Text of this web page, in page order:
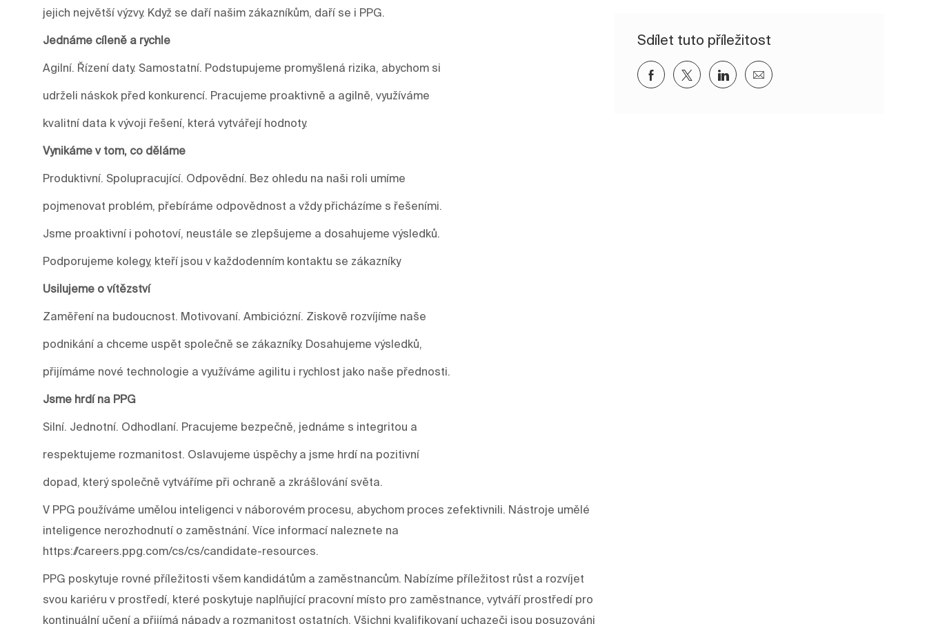
jejich největší výzvy. Když se daří našim zákazníkům, daří se i PPG.
Jednáme cíleně a rychle
Agilní. Řízení daty. Samostatní. Podstupujeme promyšlená rizika, abychom si
udrželi náskok před konkurencí. Pracujeme proaktivně a agilně, využíváme
kvalitní data k vývoji řešení, která vytvářejí hodnoty.
Vynikáme v tom, co děláme
Produktivní. Spolupracující. Odpovědní. Bez ohledu na naši roli umíme
pojmenovat problém, přebíráme odpovědnost a vždy přicházíme s řešeními.
Jsme proaktivní i pohotoví, neustále se zlepšujeme a dosahujeme výsledků.
Podporujeme kolegy, kteří jsou v každodenním kontaktu se zákazníky
Usilujeme o vítězství
Zaměření na budoucnost. Motivovaní. Ambiciózní. Ziskově rozvíjíme naše
podnikání a chceme uspět společně se zákazníky. Dosahujeme výsledků,
přijímáme nové technologie a využíváme agilitu i rychlost jako naše přednosti.
Jsme hrdí na PPG
Silní. Jednotní. Odhodlaní. Pracujeme bezpečně, jednáme s integritou a
respektujeme rozmanitost. Oslavujeme úspěchy a jsme hrdí na pozitivní
dopad, který společně vytváříme při ochraně a zkrášlování světa.
V PPG používáme umělou inteligenci v náborovém procesu, abychom proces zefektivnili. Nástroje umělé
inteligence nerozhodnutí o zaměstnání. Více informací naleznete na
https://careers.ppg.com/cs/cs/candidate-resources.
PPG poskytuje rovné příležitosti všem kandidátům a zaměstnancům. Nabízíme příležitost růst a rozvíjet
svou kariéru v prostředí, které poskytuje naplňující pracovní místo pro zaměstnance, vytváří prostředí pro
kontinuální učení a přijímá nápady a rozmanitost ostatních. Všichni kvalifikovaní uchazeči jsou posuzováni
Sdílet tuto příležitost
Sdílet přes Facebook
Sdílet přes twitter
Sdílet přes LinkedIn
Sdílet e-mailem